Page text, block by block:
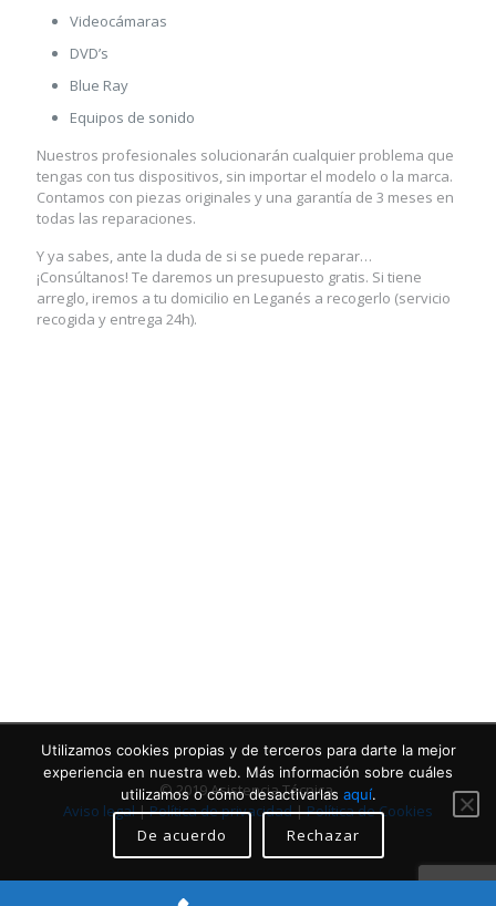
Videocámaras
DVD’s
Blue Ray
Equipos de sonido
Nuestros profesionales solucionarán cualquier problema que
tengas con tus dispositivos, sin importar el modelo o la marca.
Contamos con piezas originales y una garantía de 3 meses en
todas las reparaciones.
Y ya sabes, ante la duda de si se puede reparar…
¡Consúltanos! Te daremos un presupuesto gratis. Si tiene
arreglo, iremos a tu domicilio en Leganés a recogerlo (servicio
recogida y entrega 24h).
© 2019 Asistencia Técnica.
Aviso legal|Política de privacidad|Política de Cookies
Utilizamos cookies propias y de terceros para darte la mejor
experiencia en nuestra web. Más información sobre cuáles
utilizamos o cómo desactivarlas aquí.
De acuerdo Rechazar